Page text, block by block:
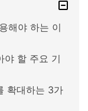
해야 하는 이
야 할 주요 기
확대하는 3가